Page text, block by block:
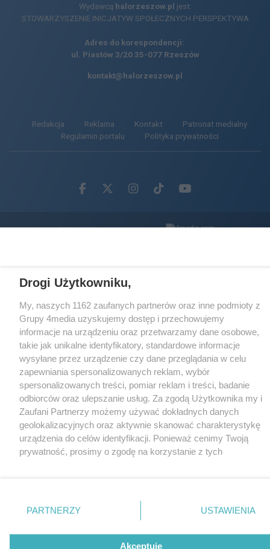
Wydawcą halorzeszow.pl jest:
STOWARZYSZENIE INICJATYW SPOŁECZNYCH PERSPEKTYWA
Adres do korespondencji:
ul. Piastów 3/20 35-077 Rzeszów
kontakt@halorzeszow.pl
Redakcja Reklama Kontakt
Patronat medialny
Regulamin portalu
Polityka prywatności
Facebook.com
X.comInstagram.com
Tiktok.comYoutube.com
CMS portalu przygotowany przez
Drogi Użytkowniku,
My, naszych 1162 zaufanych partnerów oraz inne podmioty z
Grupy 4media uzyskujemy dostęp i przechowujemy
informacje na urządzeniu oraz przetwarzamy dane osobowe,
takie jak unikalne identyfikatory, standardowe informacje
wysyłane przez urządzenie czy dane przeglądania w celu
zapewniania spersonalizowanych reklam, wybór
spersonalizowanych treści, pomiar reklam i treści, badanie
odbiorców oraz ulepszanie usług. Za zgodą Użytkownika my i
Zaufani Partnerzy możemy używać dokładnych danych
geolokalizacyjnych oraz aktywnie skanować charakterystykę
urządzenia do celów identyfikacji. Ponieważ cenimy Twoją
prywatność, prosimy o zgodę na korzystanie z tych
. Niektóre rodzaje przetwarzania
danych nie wymagają zgody użytkownika, ale masz prawo
zastosowania tylko na tej witrynie.
PARTNERZY USTAWIENIA
Akceptuję